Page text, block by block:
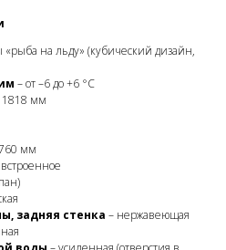
на льду» (кубический дизайн,
– от –6 до +6 °C
1818 мм
мм
задняя стенка – нержавеющая